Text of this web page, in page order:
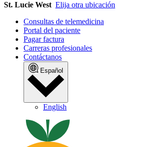
St. Lucie West Elija otra ubicación
Consultas de telemedicina
Portal del paciente
Pagar factura
Carreras profesionales
Contáctanos
Español
English